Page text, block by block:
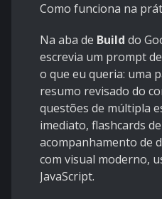
Como funciona na
Na aba de Build do
escrevia um prompt
o que eu queria: uma
resumo revisado do
questões de múltipla
imediato, flashcards
acompanhamento de
com visual moderno,
JavaScript.